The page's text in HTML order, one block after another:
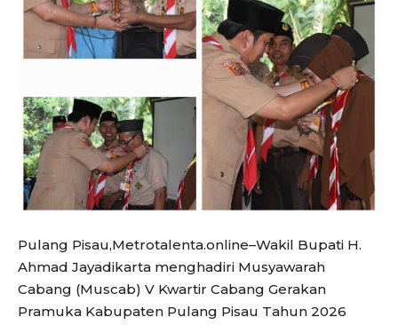
Pulang Pisau,Metrotalenta.online–Wakil Bupati H.
Ahmad Jayadikarta menghadiri Musyawarah
Cabang (Muscab) V Kwartir Cabang Gerakan
Pramuka Kabupaten Pulang Pisau Tahun 2026